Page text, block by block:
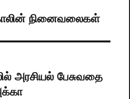
நினைவலைகள்
அரசியல் பேசுவதை